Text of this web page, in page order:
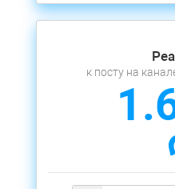
к посту на